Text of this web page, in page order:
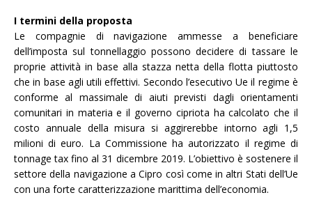
I termini della proposta
Le compagnie di navigazione ammesse a beneficiare
dell’imposta sul tonnellaggio possono decidere di tassare le
proprie attività in base alla stazza netta della flotta piuttosto
che in base agli utili effettivi. Secondo l’esecutivo Ue il regime è
conforme al massimale di aiuti previsti dagli orientamenti
comunitari in materia e il governo cipriota ha calcolato che il
costo annuale della misura si aggirerebbe intorno agli 1,5
milioni di euro. La Commissione ha autorizzato il regime di
tonnage tax fino al 31 dicembre 2019. L’obiettivo è sostenere il
settore della navigazione a Cipro così come in altri Stati dell’Ue
con una forte caratterizzazione marittima dell’economia.